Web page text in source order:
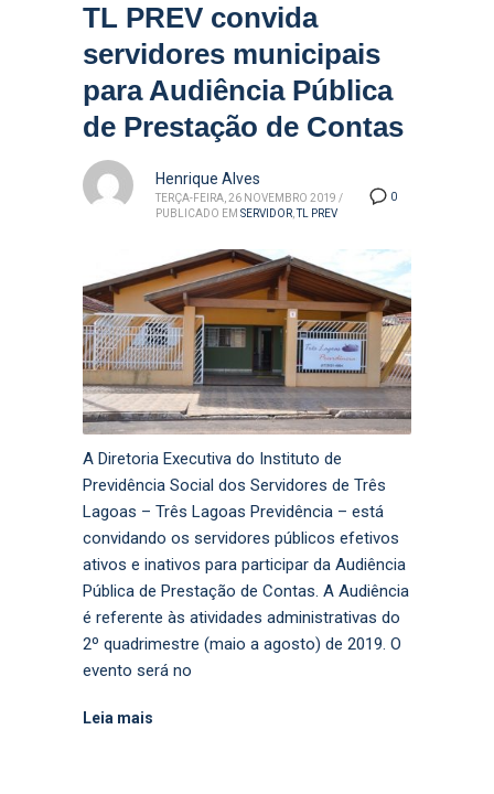
TL PREV convida
servidores municipais
para Audiência Pública
de Prestação de Contas
0
Henrique Alves
TERÇA-FEIRA, 26 NOVEMBRO 2019 /
PUBLICADO EM SERVIDOR ,TL PREV
A Diretoria Executiva do Instituto de
Previdência Social dos Servidores de Três
Lagoas – Três Lagoas Previdência – está
convidando os servidores públicos efetivos
ativos e inativos para participar da Audiência
Pública de Prestação de Contas. A Audiência
é referente às atividades administrativas do
2º quadrimestre (maio a agosto) de 2019. O
evento será no
Leia mais